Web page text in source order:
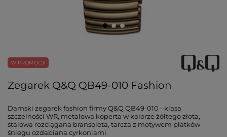
W PROMOCJI
Zegarek Q&Q QB49-010 Fashion
Damski zegarek fashion firmy Q&Q QB49-010 - klasa
szczelności WR, metalowa koperta w kolorze żółtego złota,
stalowa rozciągana bransoleta, tarcza z motywem płatków
śniegu ozdabiana cyrkoniami